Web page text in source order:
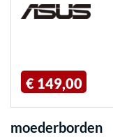
€ 149,00
moederborden